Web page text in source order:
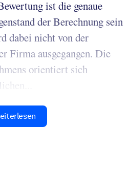
ist die genaue
der Berechnung sein
dabei nicht von der
Firma ausgegangen. Die
orientiert sich